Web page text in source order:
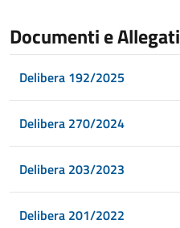
Documenti e Allegati
Delibera 192/2025
Delibera 270/2024
Delibera 203/2023
Delibera 201/2022